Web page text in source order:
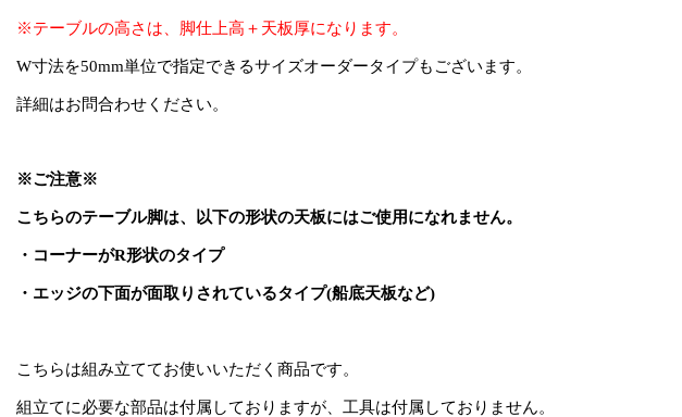
※テーブルの高さは、脚仕上高＋天板厚になります。
W寸法を50mm単位で指定できるサイズオーダータイプもございます。
詳細はお問合わせください。
※ご注意※
こちらのテーブル脚は、以下の形状の天板にはご使用になれません。
・コーナーがR形状のタイプ
・エッジの下面が面取りされているタイプ(船底天板など)
こちらは組み立ててお使いいただく商品です。
組立てに必要な部品は付属しておりますが、工具は付属しておりません。